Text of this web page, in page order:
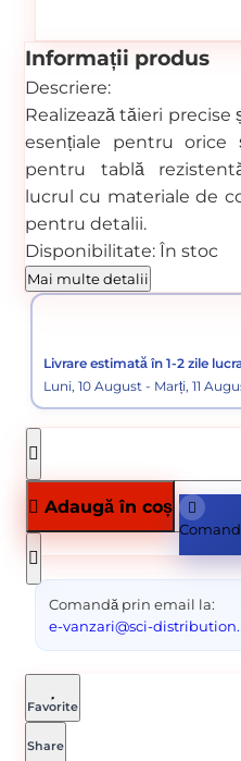
Informații produs
Descriere:
Realizează tăieri
esențiale pentru orice
pentru tablă
lucrul cu materiale de
pentru detalii.
Disponibilitate: În stoc
Cod produs: 1145
Categorii:
Mai multe detalii
Livrare estimată în 1-2 zile
Luni, 10 August - Marți, 11
Adaugă în coș
Comandă prin email la:
e-vanzari@sci-
Favorite
Share